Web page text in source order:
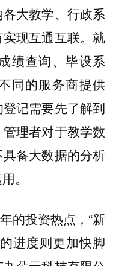
大教学、行政系
现互通互联。就
绩查询、毕设系
同的服务商提供
记需要先了解到
理者对于教学数
备大数据的分析
。
的投资热点，“新
进度则更加快脚